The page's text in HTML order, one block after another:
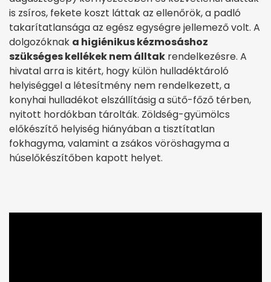
is zsíros, fekete koszt láttak az ellenőrök, a padló
takarítatlansága az egész egységre jellemező volt. A
dolgozóknak a higiénikus kézmosáshoz
szükséges kellékek nem álltak rendelkezésre. A
hivatal arra is kitért, hogy külön hulladéktároló
helyiséggel a létesítmény nem rendelkezett, a
konyhai hulladékot elszállításig a sütő-főző térben,
nyitott hordókban tárolták. Zöldség-gyümölcs
előkészítő helyiség hiányában a tisztítatlan
fokhagyma, valamint a zsákos vöröshagyma a
húselőkészítőben kapott helyet.